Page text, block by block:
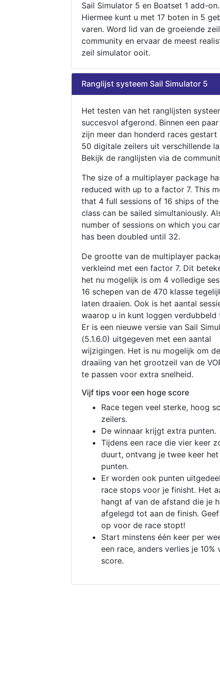
Sail Simulator 5 en Boatset 1 add-on.
Hiermee kunt u met 17 boten in 5
varen. Word lid van de groeiende zeil
community en ervaar de meest
zeil simulator ooit.
Ranglijst systeem Sail Simulator 5
Het testen van het ranglijsten
succesvol afgerond. Binnen een
zijn meer dan honderd races gestart
50 digitale zeilers uit verschillende
Bekijk de ranglijsten via de
The size of a multiplayer package
reduced with up to a factor 7. This
that 4 full sessions of 16 ships of
class can be sailed simultaniously.
number of sessions on which you
has been doubled until 32.
De grootte van de multiplayer
verkleind met een factor 7. Dit
het nu mogelijk is om 4 volledige
16 schepen van de 470 klasse
laten draaien. Ook is het aantal
waarop u in kunt loggen verdubbeld
Er is een nieuwe versie van Sail
(5.1.6.0) uitgegeven met een aantal
wijzigingen. Het is nu mogelijk om de
draaiing van het grootzeil van de
te passen voor extra snelheid.
Vijf tips voor een hoge score
Race tegen veel sterke, hoog
zeilers.
De winnaar krijgt extra punten.
Tijdens een race die vier keer
duurt, ontvang je twee keer
punten.
Er worden ook punten
race stops voor je finisht. Het
hangt af van de afstand die je
afgelegd tot aan de finish.
op voor de race stopt!
Start minstens één keer per
een race, anders verlies je 10%
score.